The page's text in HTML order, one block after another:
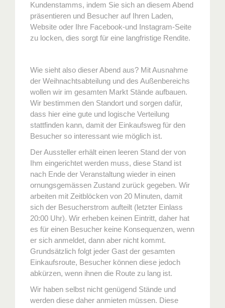
Kundenstamms, indem Sie sich an diesem Abend
präsentieren und Besucher auf Ihren Laden,
Website oder Ihre Facebook-und Instagram-Seite
zu locken, dies sorgt für eine langfristige Rendite.
Wie sieht also dieser Abend aus? Mit Ausnahme
der Weihnachtsabteilung und des Außenbereichs
wollen wir im gesamten Markt Stände aufbauen.
Wir bestimmen den Standort und sorgen dafür,
dass hier eine gute und logische Verteilung
stattfinden kann, damit der Einkaufsweg für den
Besucher so interessant wie möglich ist.
Der Aussteller erhält einen leeren Stand der von
Ihm eingerichtet werden muss, diese Stand ist
nach Ende der Veranstaltung wieder in einen
ornungsgemässen Zustand zurück gegeben. Wir
arbeiten mit Zeitblöcken von 20 Minuten, damit
sich der Besucherstrom aufteilt (letzter Einlass
20:00 Uhr). Wir erheben keinen Eintritt, daher hat
es für einen Besucher keine Konsequenzen, wenn
er sich anmeldet, dann aber nicht kommt.
Grundsätzlich folgt jeder Gast der gesamten
Einkaufsroute, Besucher können diese jedoch
abkürzen, wenn ihnen die Route zu lang ist.
Wir haben selbst nicht genügend Stände und
werden diese daher anmieten müssen. Diese